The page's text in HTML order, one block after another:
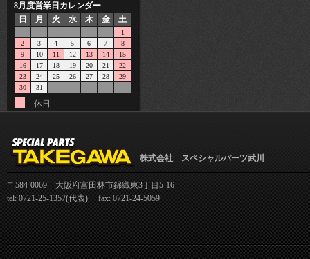
8月度営業日カレンダー
日
月 火 水 木 金 土
1
2
3 4 5 6 7
8
9
10 11 12 13 14
15
16
17 18 19 20 21
22
23
24 25 26 27 28
29
30
31
…休日
株式会社 スペシャルパーツ武川
〒584-0069 大阪府富田林市錦織東3丁目5-16
tel: 0721-25-1357(代表) fax: 0721-24-5059